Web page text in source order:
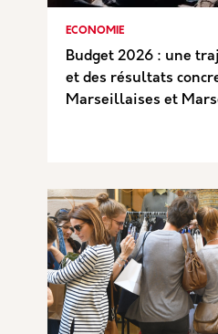
ECONOMIE
Budget 2026 : une
et des résultats
Marseillaises et